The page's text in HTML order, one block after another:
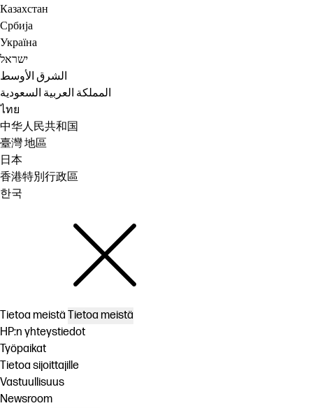
Казахстан
Србија
Україна
ישראל
الشرق الأوسط
المملكة العربية السعودية
ไทย
中华人民共和国
臺灣 地區
日本
香港特別行政區
한국
Tietoa meistä Tietoa meistä
HP:n yhteystiedot
Työpaikat
Tietoa sijoittajille
Vastuullisuus
Newsroom